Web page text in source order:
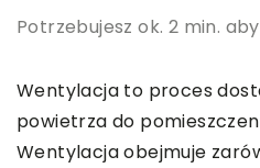
Potrzebujesz ok. 2 min.
Wentylacja to proces
powietrza do
Wentylacja obejmuje